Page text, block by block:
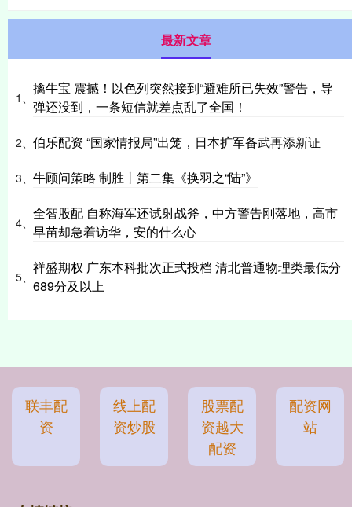
最新文章
1、
擒牛宝 震撼！以色列突然接到“避难所已失效”警告，导
弹还没到，一条短信就差点乱了全国！
2、 伯乐配资 “国家情报局”出笼，日本扩军备武再添新证
3、 牛顾问策略 制胜丨第二集《换羽之“陆”》
4、
全智股配 自称海军还试射战斧，中方警告刚落地，高市
早苗却急着访华，安的什么心
5、
祥盛期权 广东本科批次正式投档 清北普通物理类最低分
689分及以上
联丰配
资
线上配
资炒股
股票配
资越大
配资
配资网
站